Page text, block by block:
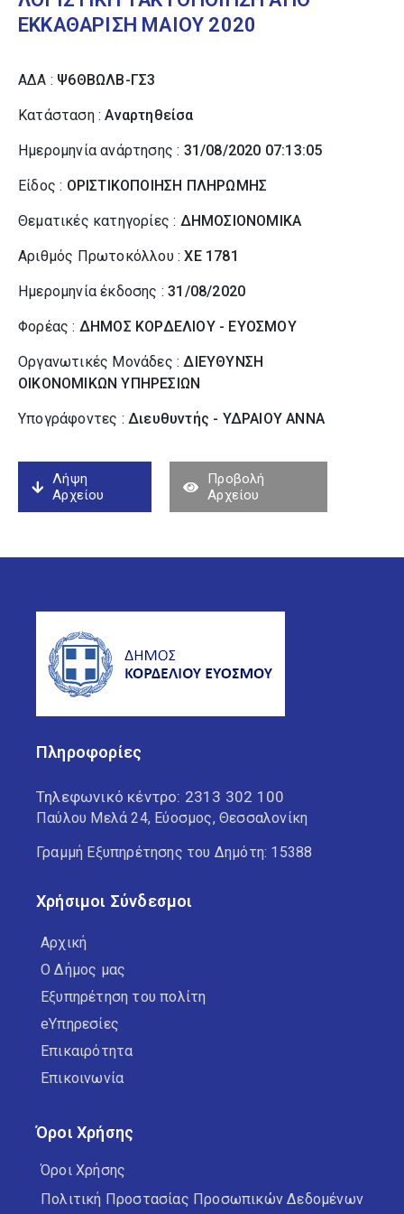
ΕΚΚΑΘΑΡΙΣΗ ΜΑΙΟΥ 2020
ΑΔΑ : Ψ6ΘΒΩΛΒ-ΓΣ3
Κατάσταση :Αναρτηθείσα
Ημερομηνία ανάρτησης : 31/08/2020 07:13:05
Είδος : ΟΡΙΣΤΙΚΟΠΟΙΗΣΗ ΠΛΗΡΩΜΗΣ
Θεματικές κατηγορίες : ΔΗΜΟΣΙΟΝΟΜΙΚΑ
Αριθμός Πρωτοκόλλου :ΧΕ 1781
Ημερομηνία έκδοσης :31/08/2020
Φορέας : ΔΗΜΟΣ ΚΟΡΔΕΛΙΟΥ - ΕΥΟΣΜΟΥ
Οργανωτικές Μονάδες :ΔΙΕΥΘΥΝΣΗ
ΟΙΚΟΝΟΜΙΚΩΝ ΥΠΗΡΕΣΙΩΝ
Υπογράφοντες : Διευθυντής - ΥΔΡΑΙΟΥ ΑΝΝΑ
Λήψη
Αρχείου
Προβολή
Αρχείου
Πληροφορίες
Τηλεφωνικό κέντρο: 2313 302 100
Παύλου Μελά 24, Εύοσμος, Θεσσαλονίκη
Γραμμή Εξυπηρέτησης του Δημότη: 15388
Χρήσιμοι Σύνδεσμοι
Αρχική
Ο Δήμος μας
Εξυπηρέτηση του πολίτη
eΥπηρεσίες
Επικαιρότητα
Επικοινωνία
Όροι Χρήσης
Όροι Χρήσης
Πολιτική Προστασίας Προσωπικών Δεδομένων